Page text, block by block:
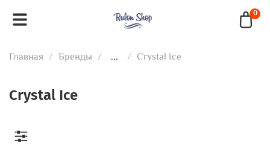
0
Главная Бренды ... Crystal Ice
Crystal Ice